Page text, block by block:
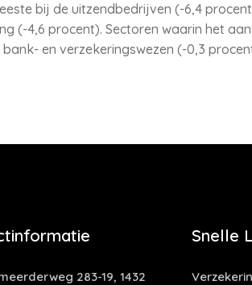
bij de uitzendbedrijven (-6,4
(-4,6 procent). Sectoren waarin het
en verzekeringswezen (-0,3
283-19, 1432
Snelle